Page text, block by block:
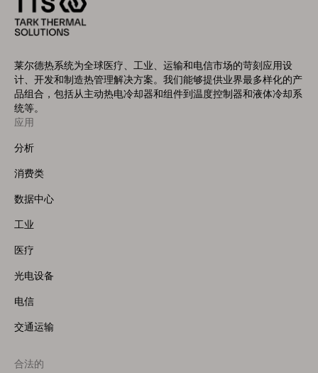
莱尔德热系统为全球医疗、工业、运输和电信市场的苛刻应用设
计、开发和制造热管理解决方案。我们能够提供业界最多样化的产
品组合，包括从主动热电冷却器和组件到温度控制器和液体冷却系
统等。
Footer
Menu
应用
分析
消费类
数据中心
工业
医疗
光电设备
电信
交通运输
合法的